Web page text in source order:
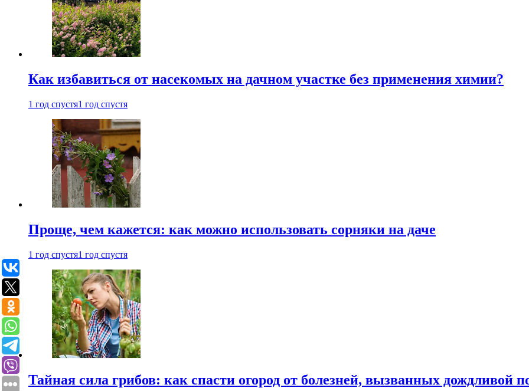
Как избавиться от насекомых на дачном участке без применения химии?
1 год спустя1 год спустя
Проще, чем кажется: как можно использовать сорняки на даче
1 год спустя1 год спустя
Тайная сила грибов: как спасти огород от болезней, вызванных дождливой